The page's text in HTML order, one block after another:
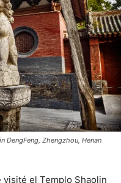
DengFeng, Zhengzhou, Henan
el Templo Shaolin